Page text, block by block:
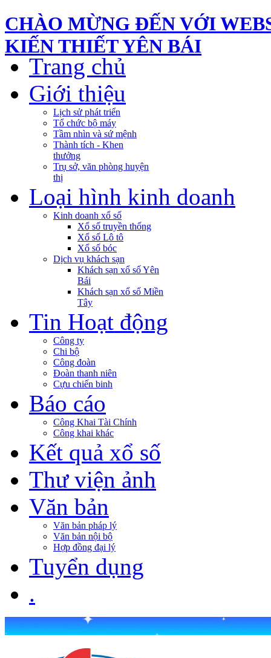
CHÀO MỪNG ĐẾN VỚI
KIẾN THIẾT YÊN BÁI
Trang chủ
Giới thiệu
Lịch sử phát triển
Tổ chức bộ máy
Tầm nhìn và sứ mệnh
Thành tích - Khen
thưởng
Trụ sở, văn phòng huyện
thị
Loại hình kinh doanh
Kinh doanh xổ số
Xổ số truyền thống
Xổ số Lô tô
Xổ số bóc
Dịch vụ khách sạn
Khách sạn xổ số Yên
Bái
Khách sạn xổ số Miền
Tây
Tin Hoạt động
Công ty
Chi bộ
Công đoàn
Đoàn thanh niên
Cựu chiến binh
Báo cáo
Công Khai Tài Chính
Công khai khác
Kết quả xổ số
Thư viện ảnh
Văn bản
Văn bản pháp lý
Văn bản nội bộ
Hợp đồng đại lý
Tuyển dụng
.